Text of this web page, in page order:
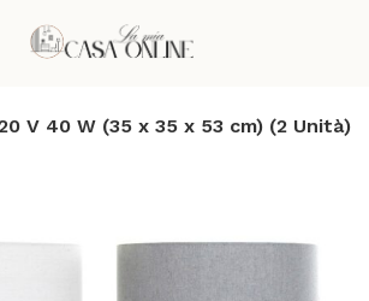
V 40 W (35 x 35 x 53 cm) (2 Unità)